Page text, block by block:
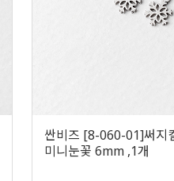
싼비즈 [8-060-01]써지
미니눈꽃 6mm ,1개